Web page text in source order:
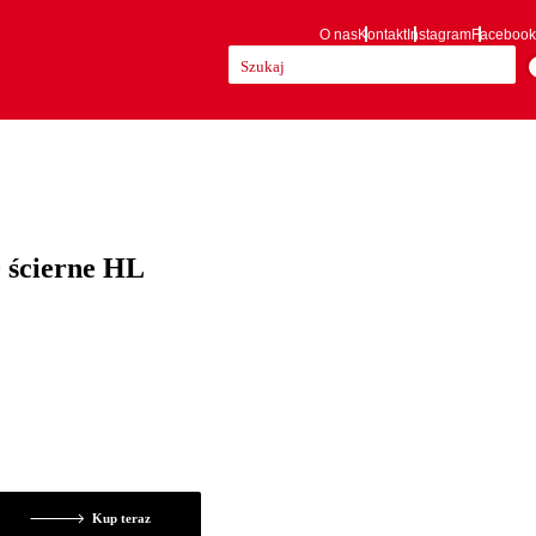
O nasKontaktInstagramFacebook
ścierne HL
Kup teraz